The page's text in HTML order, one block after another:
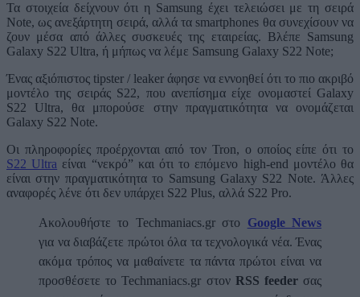
Τα στοιχεία δείχνουν ότι η Samsung έχει τελειώσει με τη σειρά
Note, ως ανεξάρτητη σειρά, αλλά τα smartphones θα συνεχίσουν να
ζουν μέσα από άλλες συσκευές της εταιρείας. Βλέπε Samsung
Galaxy S22 Ultra, ή μήπως να λέμε Samsung Galaxy S22 Note;
Ένας αξιόπιστος tipster / leaker άφησε να εννοηθεί ότι το πιο ακριβό
μοντέλο της σειράς S22, που ανεπίσημα είχε ονομαστεί Galaxy
S22 Ultra, θα μπορούσε στην πραγματικότητα να ονομάζεται
Galaxy S22 Note.
Οι πληροφορίες προέρχονται από τον Tron, ο οποίος είπε ότι το
S22 Ultra είναι “νεκρό” και ότι το επόμενο high-end μοντέλο θα
είναι στην πραγματικότητα το Samsung Galaxy S22 Note. Άλλες
αναφορές λένε ότι δεν υπάρχει S22 Plus, αλλά S22 Pro.
Ακολουθήστε το Techmaniacs.gr στο Google News
για να διαβάζετε πρώτοι όλα τα τεχνολογικά νέα. Ένας
ακόμα τρόπος να μαθαίνετε τα πάντα πρώτοι είναι να
προσθέσετε το Techmaniacs.gr στον RSS feederσας